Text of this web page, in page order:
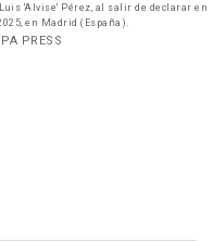
'Alvise' Pérez, al salir de declarar en
en Madrid (España).
PRESS